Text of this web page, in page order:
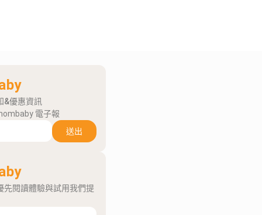
&優惠資訊
電子報
送出
先閱讀體驗與試用我們提